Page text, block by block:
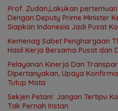
Prof. Zudan,Lakukan
Dengan Deputy Prime Minister
Siapkan Indonesia Jadi Pusat
Kemenag Sabet Penghargaan
Hasil Kerja Bersama Pusat dan
Pelayanan Kinerja Dan
Dipertanyakan, Upaya
Tutup Mata
Sekjen Petani: Jangan Tertipu
Tak Pernah Instan